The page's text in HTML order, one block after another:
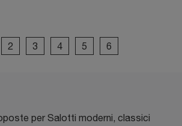
2 3 4 5 6
per Salotti moderni, classici